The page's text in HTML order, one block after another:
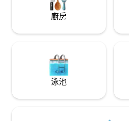
廚房
泳池